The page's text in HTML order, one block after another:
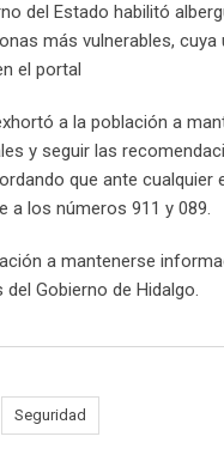
del Estado habilitó
más vulnerables, cuya
el portal
a la población a
y seguir las
que ante cualquier
a los números 911 y 089.
a mantenerse
Gobierno de Hidalgo.
Seguridad